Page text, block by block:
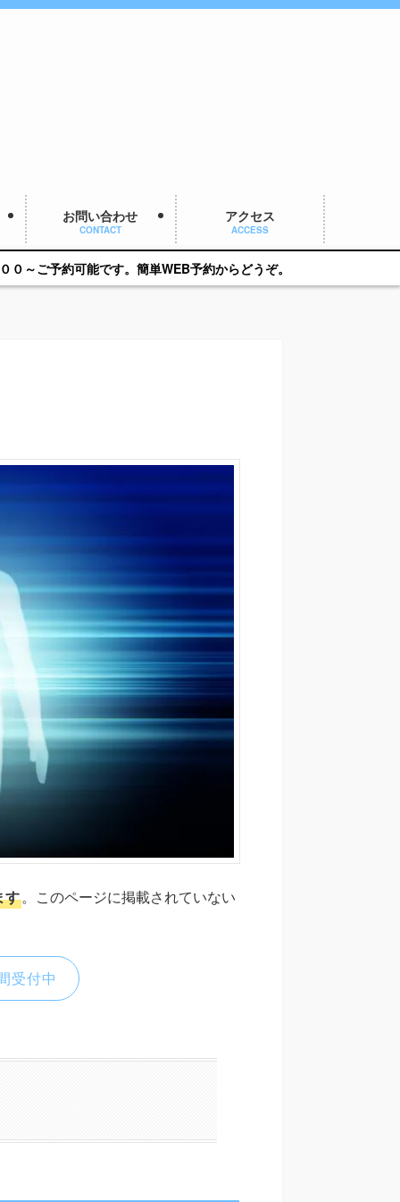
お問い合わせ
CONTACT
アクセス
ACCESS
。簡単WEB予約からどうぞ。
す。このページに掲載されていない
受付中